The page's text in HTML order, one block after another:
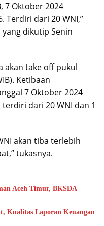
7 Oktober 2024
Terdiri dari 20 WNI,”
dikutip Senin
akan take off pukul
Ketibaan
7 Oktober 2024
dari 20 WNI dan 1
akan tiba terlebih
tukasnya.
Aceh Timur, BKSDA
Kualitas Laporan Keuangan